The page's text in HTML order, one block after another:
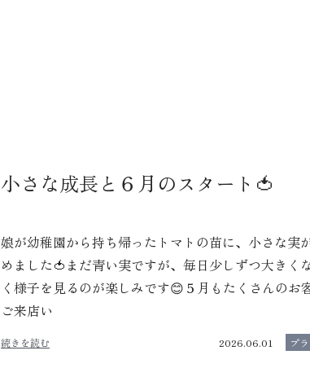
小さな成長と６月のスタート🍅
娘が幼稚園から持ち帰ったトマトの苗に、小さな実
めました🍅まだ青い実ですが、毎日少しずつ大きく
く様子を見るのが楽しみです😊５月もたくさんのお
ご来店い
続きを読む 2026.06.01 プ